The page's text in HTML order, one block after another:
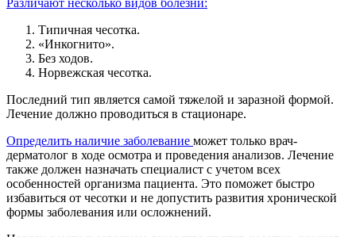
Типичная чесотка.
«Инкогнито».
Без ходов.
Норвежская чесотка.
Последний тип является самой тяжелой и заразной формой.
Лечение должно проводиться в стационаре.
Определить наличие заболевание может только врач-
дерматолог в ходе осмотра и проведения анализов. Лечение
также должен назначать специалист с учетом всех
особенностей организма пациента. Это поможет быстро
избавиться от чесотки и не допустить развития хронической
формы заболевания или осложнений.